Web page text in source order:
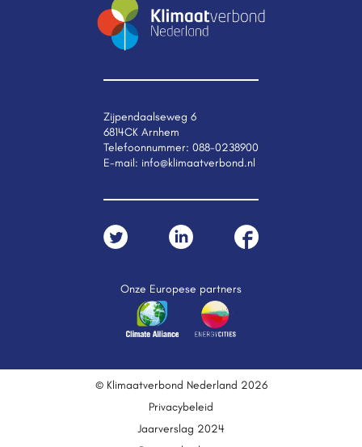
Zijpendaalseweg 6
6814CK Arnhem
Telefoonnummer: 088-0238900
E-mail: info@klimaatverbond.nl
Onze Europese partners
© Klimaatverbond Nederland 2026
Privacybeleid
Jaarverslag 2024